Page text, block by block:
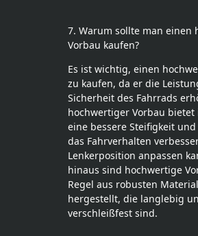
7. Warum sollte man einen
Vorbau kaufen?
Es ist wichtig, einen
zu kaufen, da er die
Sicherheit des Fahrrads
hochwertiger Vorbau bietet
eine bessere Steifigkeit
das Fahrverhalten
Lenkerposition anpassen
hinaus sind hochwertige
Regel aus robusten
hergestellt, die langlebig
verschleißfest sind.